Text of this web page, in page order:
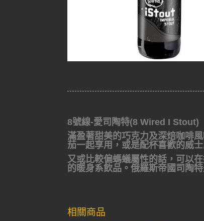
8號線-愛司陶特(8 Wired I Stout)
滿盈著甜美的巧克力及深焙咖啡
茄一起享用，或是配杯喜歡的威
又或比較偏螞蟻屬性的話，可以
的暖身系飲品。俄羅斯帝國司陶
相關商品